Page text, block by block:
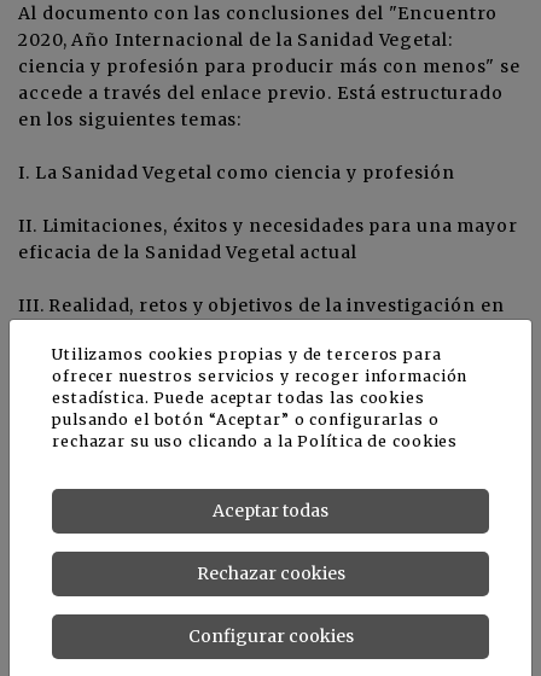
Al documento con las conclusiones del "Encuentro
2020, Año Internacional de la Sanidad Vegetal:
ciencia y profesión para producir más con menos" se
accede a través del enlace previo. Está estructurado
en los siguientes temas:
I. La Sanidad Vegetal como ciencia y profesión
II. Limitaciones, éxitos y necesidades para una mayor
eficacia de la Sanidad Vegetal actual
III. Realidad, retos y objetivos de la investigación en
La investigación en Sanidad Vegetal
La investigación en Patología Vegetal
La investigación en Entomología Agrícola y Forestal
La investigación en Malherbología
IV. La Transferencia de Tecnología como clave para
V. La Sanidad Vegetal ante los retos planteados por el
Cambio Global y los Organismos Invasores
Utilizamos cookies propias y de terceros para
ofrecer nuestros servicios y recoger información
estadística. Puede aceptar todas las cookies
pulsando el botón “Aceptar” o configurarlas o
rechazar su uso clicando a laPolítica de cookies
Aceptar todas
Rechazar cookies
Configurar cookies